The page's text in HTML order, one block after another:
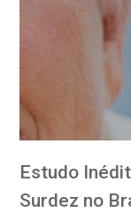
Estudo
Surdez no